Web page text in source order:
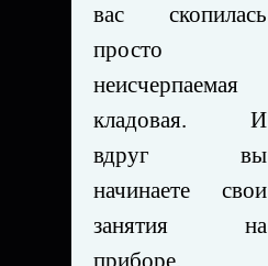
вас скопилась
просто
неисчерпаемая
кладовая. И
вдруг вы
начинаете свои
занятия на
приборе,